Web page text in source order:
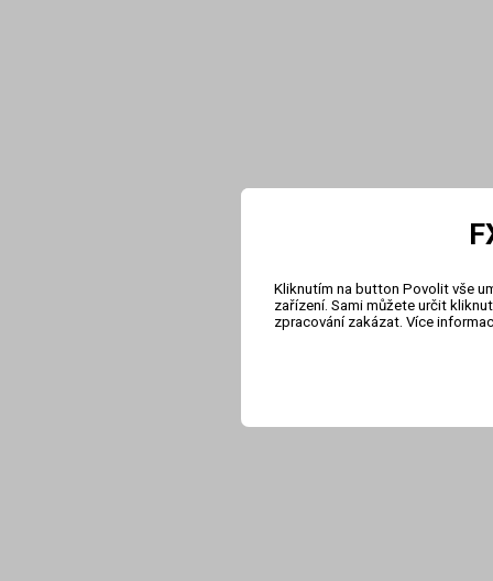
Kliknutím na button Povolit vše
zařízení. Sami můžete určit
zpracování zakázat. Více